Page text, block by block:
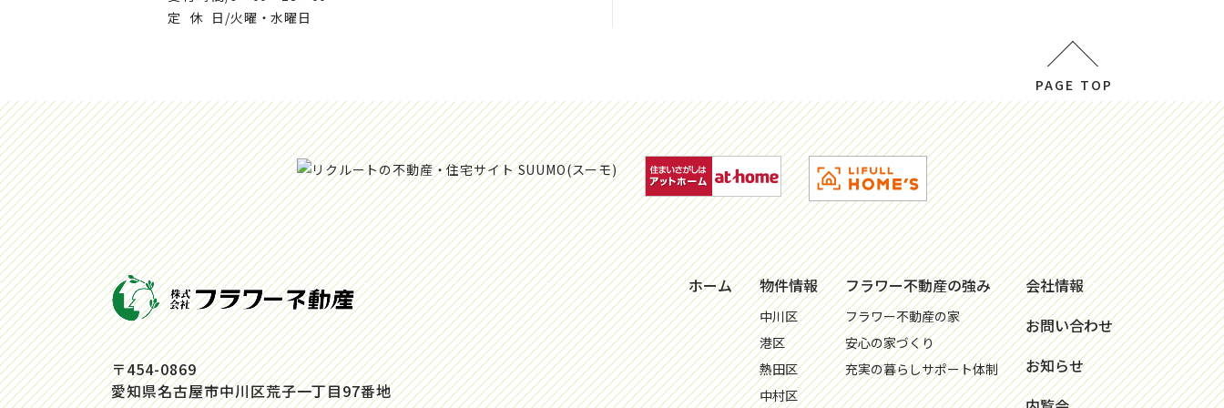
定休日 /火曜・水曜日
PAGE TOP
〒454-0869
愛知県名古屋市中川区荒子一丁目97番地
ホーム 物件情報
中川区
港区
熱田区
中村区
フラワー不動産の強み
フラワー不動産の家
安心の家づくり
充実の暮らしサポート体制
会社情報
お問い合わせ
お知らせ